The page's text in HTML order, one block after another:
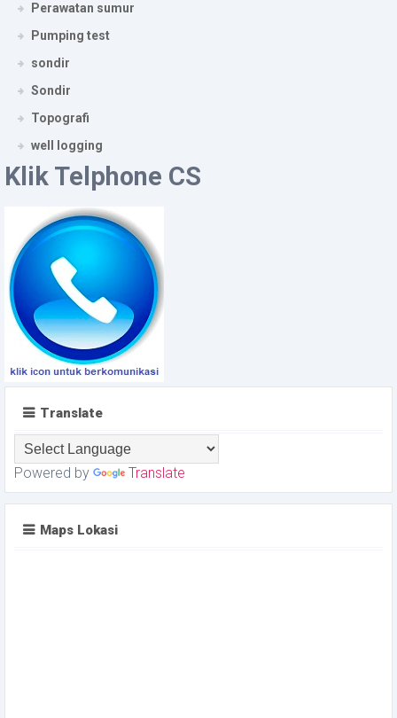
Perawatan sumur
Pumping test
sondir
Sondir
Topografi
well logging
Klik Telphone CS
Translate
Powered by Translate
Maps Lokasi